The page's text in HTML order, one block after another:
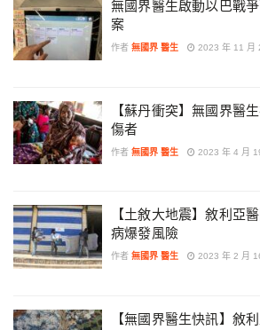
無國界醫生啟動以巴戰
案
作者 無國界 醫生 2023 年 11 月
【蘇丹衝突】無國界醫
傷者
作者 無國界 醫生 2023 年 4 月
【土敘大地震】敘利亞
病爆發風險
作者 無國界 醫生 2023 年 2 月
【無國界醫生快訊】敘